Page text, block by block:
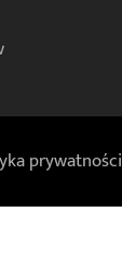
prywatności